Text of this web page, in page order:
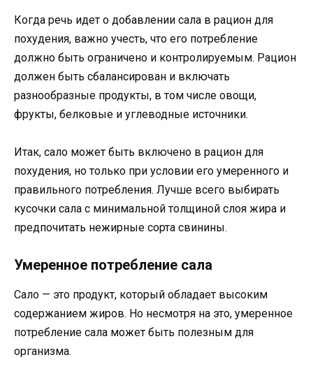
Когда речь идет о добавлении сала в рацион для
похудения, важно учесть, что его потребление
должно быть ограничено и контролируемым. Рацион
должен быть сбалансирован и включать
разнообразные продукты, в том числе овощи,
фрукты, белковые и углеводные источники.
Итак, сало может быть включено в рацион для
похудения, но только при условии его умеренного и
правильного потребления. Лучше всего выбирать
кусочки сала с минимальной толщиной слоя жира и
предпочитать нежирные сорта свинины.
Умеренное потребление сала
Сало — это продукт, который обладает высоким
содержанием жиров. Но несмотря на это, умеренное
потребление сала может быть полезным для
организма.